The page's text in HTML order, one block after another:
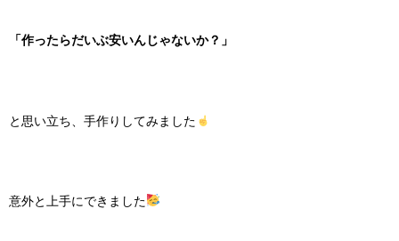
「作ったらだいぶ安いんじゃないか？」
と思い立ち、手作りしてみました
意外と上手にできました